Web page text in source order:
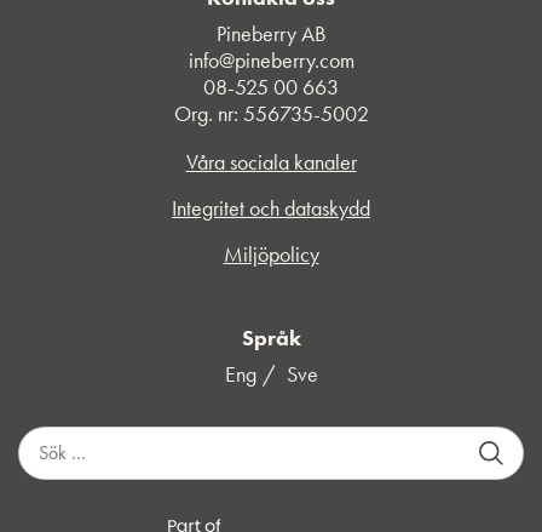
Pineberry AB
info@pineberry.com
08-525 00 663
Org. nr: 556735-5002
Våra sociala kanaler
Integritet och dataskydd
Miljöpolicy
Språk
Eng
Sve
S
ö
k